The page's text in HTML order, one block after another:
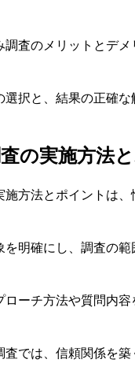
調査のメリットとデメ
択と、結果の正確な
の実施方法
施方法とポイントは、
を明確にし、調査の範
ーチ方法や質問内
査では、信頼関係を築